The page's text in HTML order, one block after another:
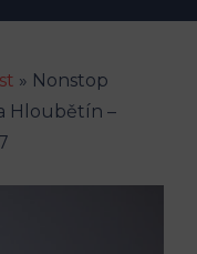
» Nonstop
Hloubětín –